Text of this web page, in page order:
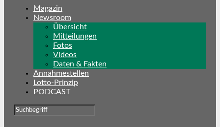
Magazin
Newsroom
Übersicht
Mitteilungen
Fotos
Videos
Daten & Fakten
Annahmestellen
Lotto-Prinzip
PODCAST